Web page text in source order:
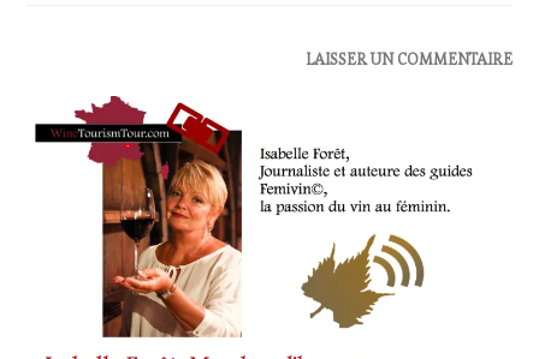
WINE
TASTING
TOURISME,
LAISSER UN COMMENTAIRE